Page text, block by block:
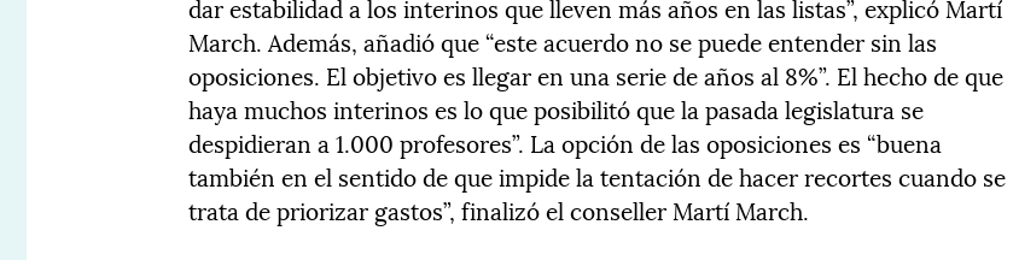
dar estabilidad a los interinos que lleven más años en las listas”, explicó Martí
March. Además, añadió que “este acuerdo no se puede entender sin las
oposiciones. El objetivo es llegar en una serie de años al 8%”. El hecho de que
haya muchos interinos es lo que posibilitó que la pasada legislatura se
despidieran a 1.000 profesores”. La opción de las oposiciones es “buena
también en el sentido de que impide la tentación de hacer recortes cuando se
trata de priorizar gastos”, finalizó el conseller Martí March.